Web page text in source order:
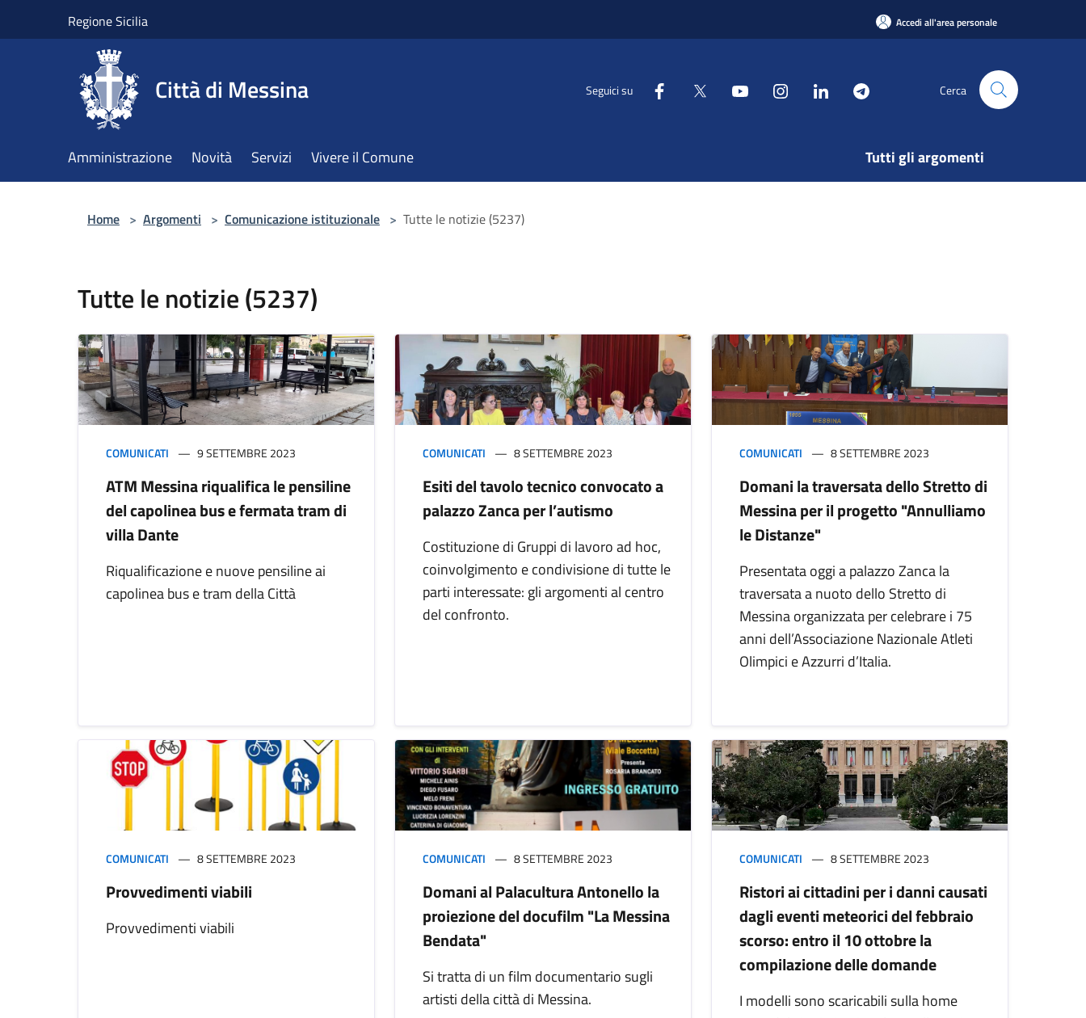
Regione Sicilia Accedi all'area personale
Città di Messina Seguici su Cerca
Amministrazione Novità Servizi Vivere il Comune Tutti gli argomenti
Home > Argomenti > Comunicazione istituzionale > Tutte le notizie (5237)
Tutte le notizie (5237)
COMUNICATI 9 SETTEMBRE 2023
ATM Messina riqualifica le pensiline
del capolinea bus e fermata tram di
villa Dante
Riqualificazione e nuove pensiline ai
capolinea bus e tram della Città
COMUNICATI 8 SETTEMBRE 2023
Esiti del tavolo tecnico convocato a
palazzo Zanca per l’autismo
Costituzione di Gruppi di lavoro ad hoc,
coinvolgimento e condivisione di tutte le
parti interessate: gli argomenti al centro
del confronto.
COMUNICATI 8 SETTEMBRE 2023
Domani la traversata dello Stretto di
Messina per il progetto "Annulliamo
le Distanze"
Presentata oggi a palazzo Zanca la
traversata a nuoto dello Stretto di
Messina organizzata per celebrare i 75
anni dell’Associazione Nazionale Atleti
Olimpici e Azzurri d’Italia.
COMUNICATI 8 SETTEMBRE 2023
Provvedimenti viabili
Provvedimenti viabili
COMUNICATI 8 SETTEMBRE 2023
Domani al Palacultura Antonello la
proiezione del docufilm "La Messina
Bendata"
Si tratta di un film documentario sugli
artisti della città di Messina.
COMUNICATI 8 SETTEMBRE 2023
Ristori ai cittadini per i danni causati
dagli eventi meteorici del febbraio
scorso: entro il 10 ottobre la
compilazione delle domande
I modelli sono scaricabili sulla home